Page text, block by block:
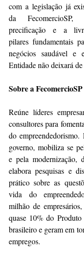
com a legislação já
da
precificação e a
pilares fundamentais
negócios saudável
Entidade não deixará
Sobre a FecomercioSP
Reúne líderes
consultores para
do
governo, mobiliza se
e pela modernização,
elabora pesquisas e
prático sobre as
vida do
milhão de
quase 10% do
brasileiro e geram em
empregos.